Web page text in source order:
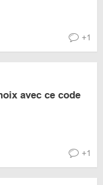
+1
avec ce code
+1